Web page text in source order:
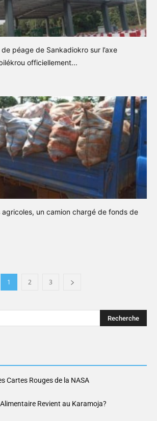
péage de Sankadiokro sur l’axe
officiellement...
un camion chargé de fonds de
1 2 3
Cartes Rouges de la NASA
Revient au Karamoja?